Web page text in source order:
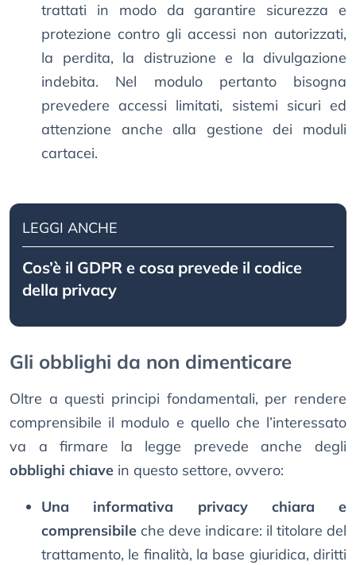
trattati in modo da garantire sicurezza e
protezione contro gli accessi non autorizzati,
la perdita, la distruzione e la divulgazione
indebita. Nel modulo pertanto bisogna
prevedere accessi limitati, sistemi sicuri ed
attenzione anche alla gestione dei moduli
cartacei.
LEGGI ANCHE
Cos’è il GDPR e cosa prevede il codice
della privacy
Gli obblighi da non dimenticare
Oltre a questi principi fondamentali, per rendere
comprensibile il modulo e quello che l’interessato
va a firmare la legge prevede anche degli
obblighi chiave in questo settore, ovvero:
Una informativa privacy chiara e
comprensibile che deve indicare: il titolare del
trattamento, le finalità, la base giuridica, diritti